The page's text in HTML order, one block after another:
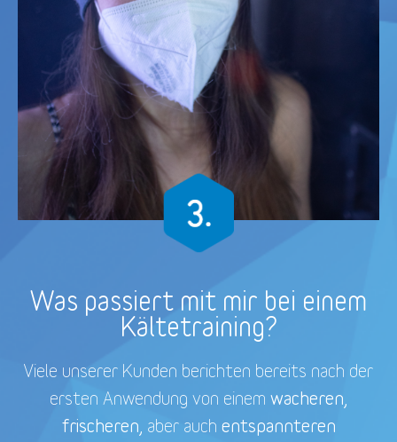
Was passiert mit mir bei einem
Kältetraining?
Viele unserer Kunden berichten bereits nach der
ersten Anwendung von einem wacheren,
frischeren, aber auch entspannteren